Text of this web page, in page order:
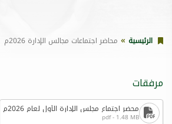
الرئيسية محاضر اجتماعات مجالس الإدارة 2026م
مرفقات
محضر اجتماع مجلس الإدارة الأول لعام 2026م
pdf - 1.48 MB